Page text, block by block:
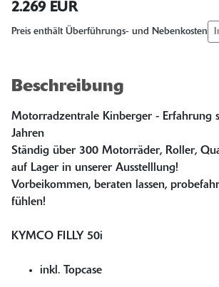
2.269 EUR
Preis enthält Überführungs- und Nebenkosten
Beschreibung
Motorradzentrale Kinberger - Erfahrung
Jahren
Ständig über 300 Motorräder, Roller,
auf Lager in unserer Ausstelllung!
Vorbeikommen, beraten lassen,
fühlen!
KYMCO FILLY 50i
inkl. Topcase